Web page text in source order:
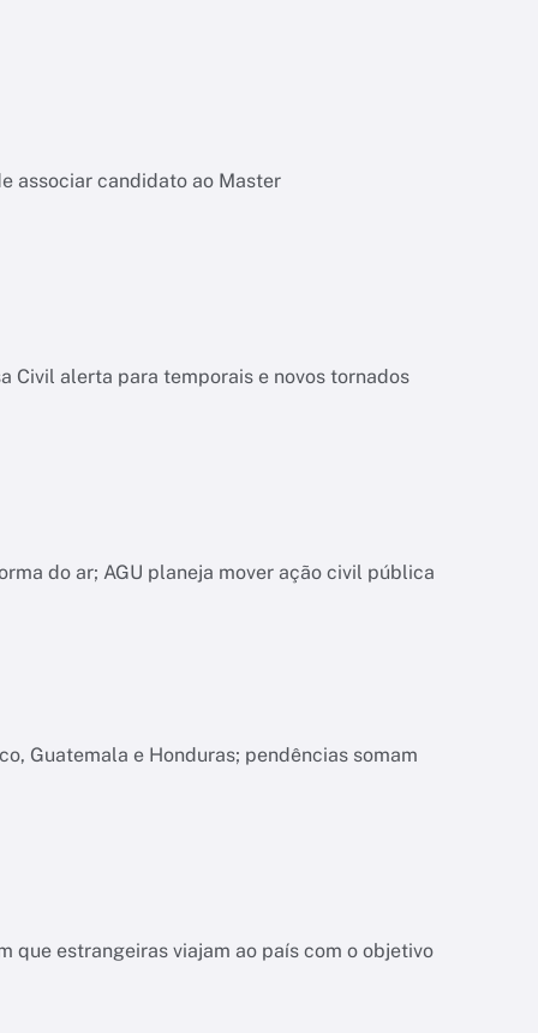
associar candidato ao Master
Civil alerta para temporais e novos tornados
do ar; AGU planeja mover ação civil pública
Guatemala e Honduras; pendências somam
que estrangeiras viajam ao país com o objetivo